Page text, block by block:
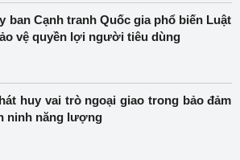
ban Cạnh tranh Quốc gia phổ biến Luật
vệ quyền lợi người tiêu dùng
huy vai trò ngoại giao trong bảo đảm
ninh năng lượng